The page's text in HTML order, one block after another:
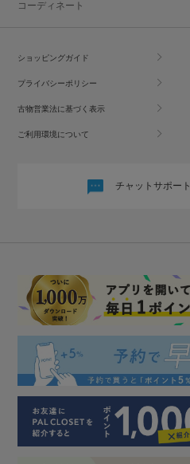
コーディネート
ショッピングガイド
プライバシーポリシー
古物営業法に基づく表示
ご利用環境について
チャットサポート